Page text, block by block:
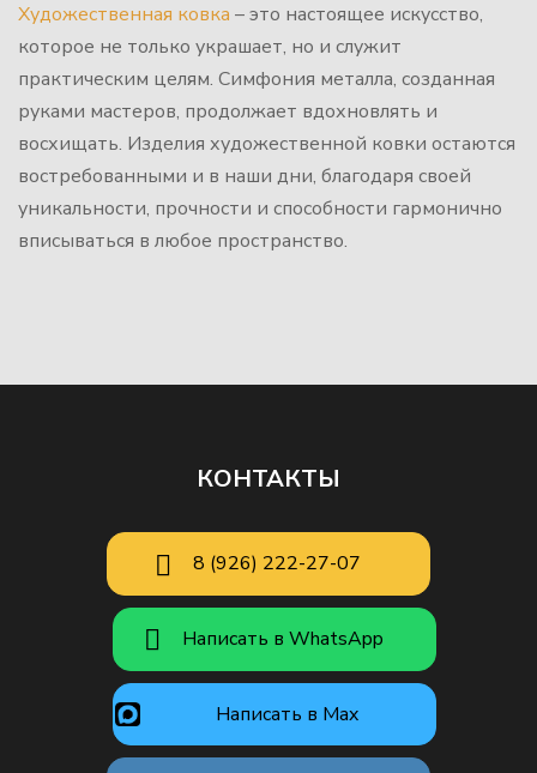
Художественная ковка – это настоящее искусство,
которое не только украшает, но и служит
практическим целям. Симфония металла, созданная
руками мастеров, продолжает вдохновлять и
восхищать. Изделия художественной ковки остаются
востребованными и в наши дни, благодаря своей
уникальности, прочности и способности гармонично
вписываться в любое пространство.
КОНТАКТЫ
8 (926) 222-27-07
Написать в WhatsApp
Написать в Max